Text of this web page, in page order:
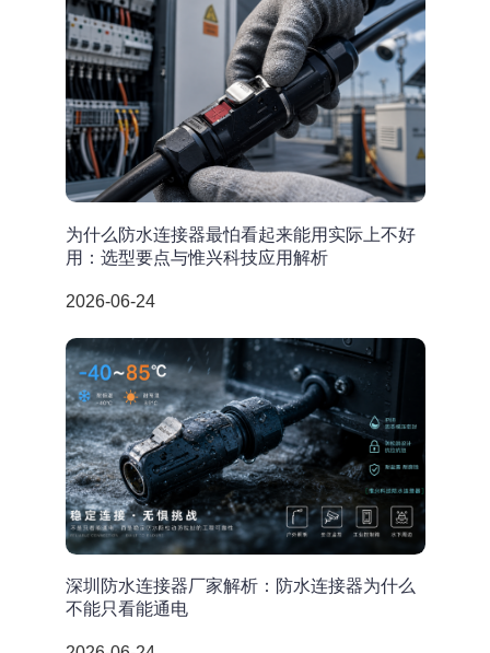
为什么防水连接器最怕看起来能用实际上不好
用：选型要点与惟兴科技应用解析
2026-06-24
深圳防水连接器厂家解析：防水连接器为什么
不能只看能通电